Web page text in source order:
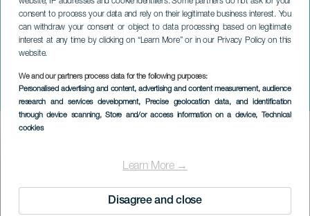
website, IP addresses and cookie identifiers. Some partners do not ask for your
consent to process your data and rely on their legitimate business interest. You
can withdraw your consent or object to data processing based on legitimate
interest at any time by clicking on “Learn More” or in our Privacy Policy on this
website.
We and our partners process data for the following purposes:
Personalised advertising and content, advertising and content measurement, audience
research and services development, Precise geolocation data, and identification
through device scanning, Store and/or access information on a device, Technical
cookies
Learn More →
Disagree and close
Torneo Voley Playa
Tazacorte
Imagen